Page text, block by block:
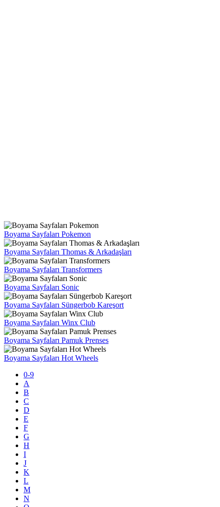
Boyama Sayfaları Pokemon
Boyama Sayfaları Thomas & Arkadaşları
Boyama Sayfaları Transformers
Boyama Sayfaları Sonic
Boyama Sayfaları Süngerbob Kareşort
Boyama Sayfaları Winx Club
Boyama Sayfaları Pamuk Prenses
Boyama Sayfaları Hot Wheels
0-9
A
B
C
D
E
F
G
H
I
J
K
L
M
N